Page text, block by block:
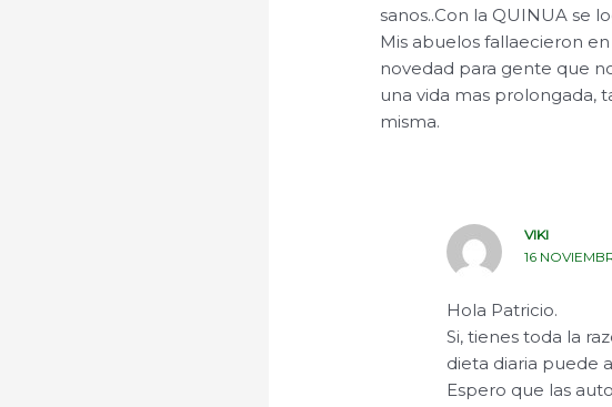
sanos..Con la QUINUA se
Mis abuelos fallaecieron
novedad para gente que
una vida mas prolongada,
misma.
VIKI
16
Hola Patricio.
Si, tienes toda la
dieta diaria puede
Espero que las